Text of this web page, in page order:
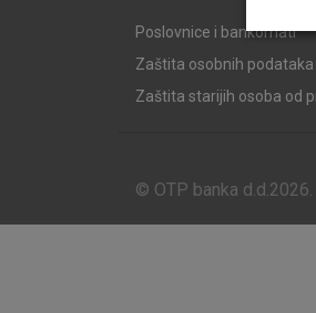
Poslovnice i bankomati
Zaštita osobnih podataka
Zaštita starijih osoba od
© OTP banka